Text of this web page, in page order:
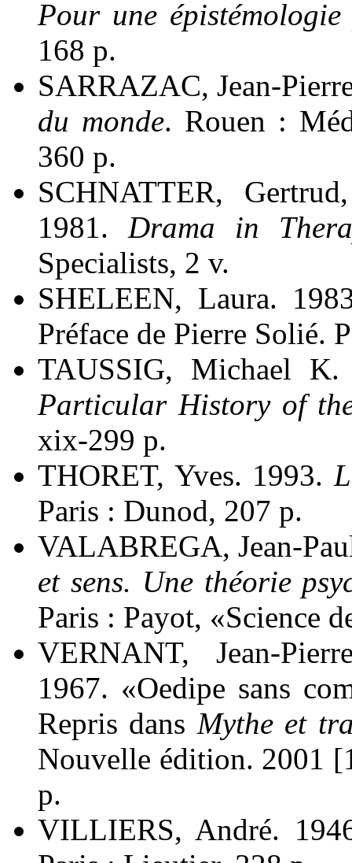
Pour une épistémologie
168 p.
SARRAZAC, Jean-
du monde. Rouen :
360 p.
SCHNATTER,
1981. Drama in
Specialists, 2 v.
SHELEEN, Laura.
Préface de Pierre Solié.
TAUSSIG, Michael
Particular History of the
xix-299 p.
THORET, Yves. 1993.
Paris : Dunod, 207 p.
VALABREGA, Jean-
et sens. Une théorie
Paris : Payot, «Science
VERNANT, Jean-
1967. «Oedipe sans
Repris dans Mythe et
Nouvelle édition. 2001
p.
VILLIERS, André.